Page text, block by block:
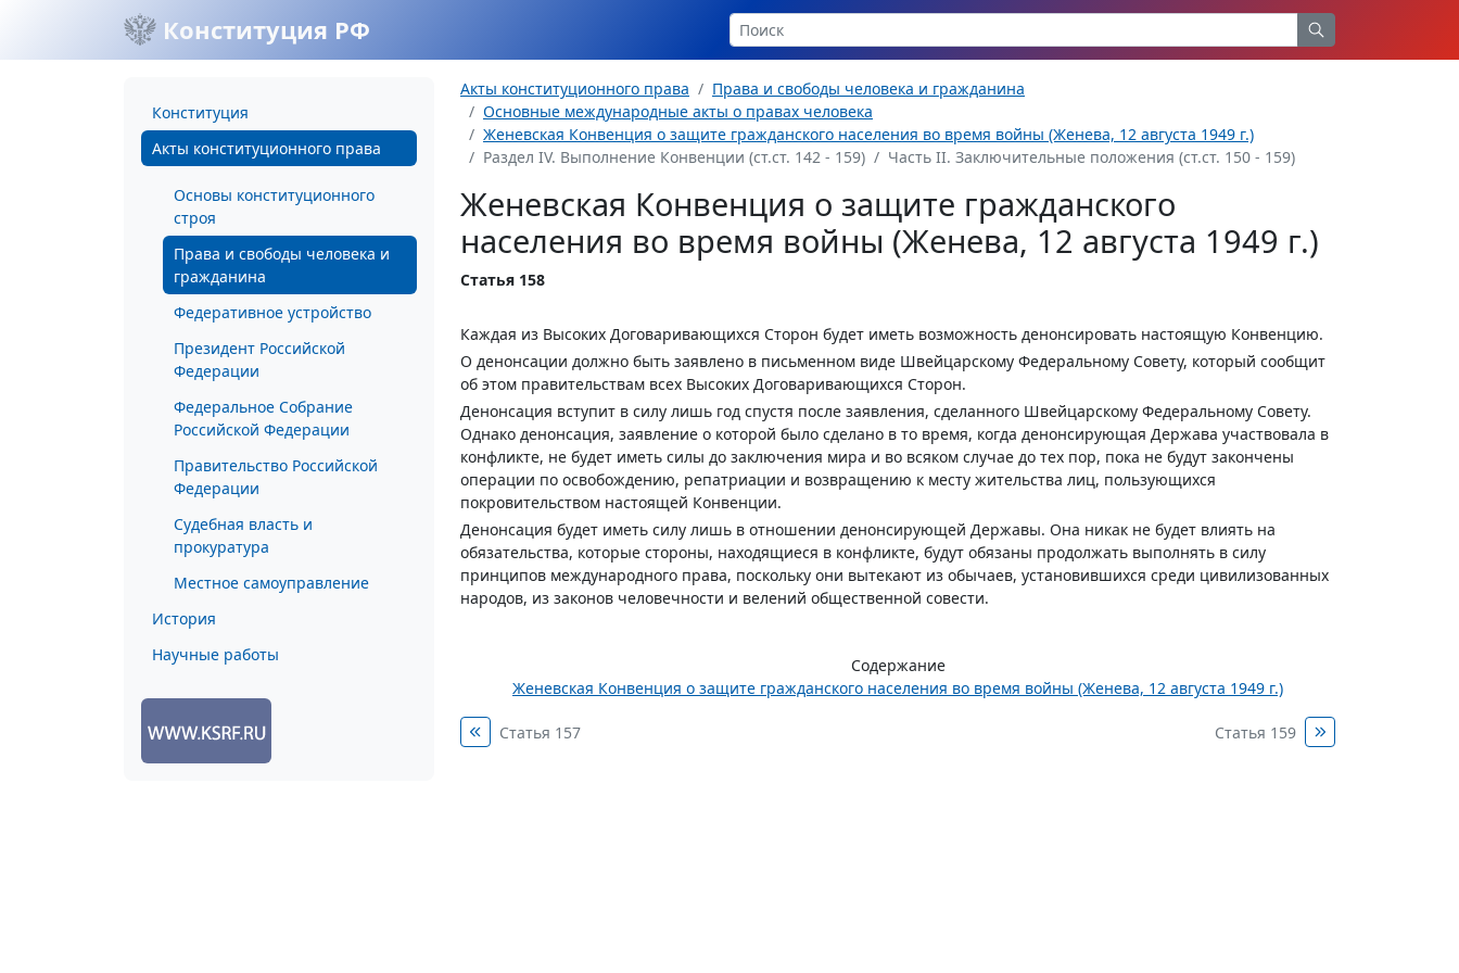
Конституция РФ
Конституция
Акты конституционного права
Основы конституционного
строя
Права и свободы человека и
гражданина
Федеративное устройство
Президент Российской
Федерации
Федеральное Собрание
Российской Федерации
Правительство Российской
Федерации
Судебная власть и
прокуратура
Местное самоуправление
История
Научные работы
Акты конституционного права
Права и свободы человека и гражданина
Основные международные акты о правах человека
Женевская Конвенция о защите гражданского населения во время войны (Женева, 12 августа 1949 г.)
Раздел IV. Выполнение Конвенции (ст.ст. 142 - 159)
Часть II. Заключительные положения (ст.ст. 150 - 159)
Женевская Конвенция о защите гражданского
населения во время войны (Женева, 12 августа 1949 г.)
Статья 158
Каждая из Высоких Договаривающихся Сторон будет иметь возможность денонсировать настоящую Конвенцию.
О денонсации должно быть заявлено в письменном виде Швейцарскому Федеральному Совету, который сообщит
об этом правительствам всех Высоких Договаривающихся Сторон.
Денонсация вступит в силу лишь год спустя после заявления, сделанного Швейцарскому Федеральному Совету.
Однако денонсация, заявление о которой было сделано в то время, когда денонсирующая Держава участвовала в
конфликте, не будет иметь силы до заключения мира и во всяком случае до тех пор, пока не будут закончены
операции по освобождению, репатриации и возвращению к месту жительства лиц, пользующихся
покровительством настоящей Конвенции.
Денонсация будет иметь силу лишь в отношении денонсирующей Державы. Она никак не будет влиять на
обязательства, которые стороны, находящиеся в конфликте, будут обязаны продолжать выполнять в силу
принципов международного права, поскольку они вытекают из обычаев, установившихся среди цивилизованных
народов, из законов человечности и велений общественной совести.
Содержание
Женевская Конвенция о защите гражданского населения во время войны (Женева, 12 августа 1949 г.)
Статья 157 Статья 159